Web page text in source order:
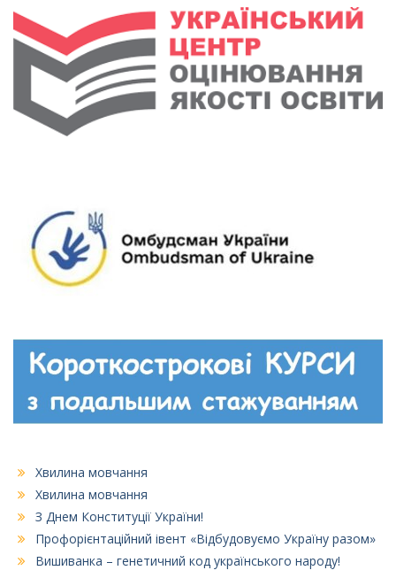
Хвилина мовчання
Хвилина мовчання
З Днем Конституції України!
Профорієнтаційний івент «Відбудовуємо Україну разом»
Вишиванка – генетичний код українського народу!